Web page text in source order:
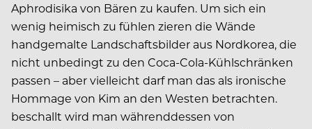
Aphrodisika von Bären zu kaufen. Um sich ein
wenig heimisch zu fühlen zieren die Wände
handgemalte Landschaftsbilder aus Nordkorea, die
nicht unbedingt zu den Coca-Cola-Kühlschränken
passen – aber vielleicht darf man das als ironische
Hommage von Kim an den Westen betrachten.
beschallt wird man währenddessen von